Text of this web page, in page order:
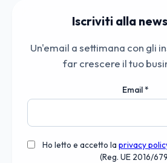
Iscriviti alla
Un'email a settimana con gli
far crescere il tuo
Email*
Ho letto e accetto la privacy
(Reg. UE 2016/